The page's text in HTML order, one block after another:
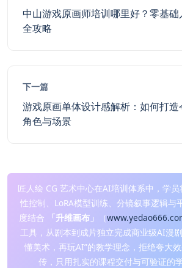
中山游戏原画师培训哪里好？零基
全攻略
下一篇
游戏原画单体设计感解析：如何打
角色与场景
匠人绘 CG 艺术中心在AI培训体系中，学
性控制、LoRA模型训练、分镜叙事逻辑与
度结合
「升维画布」 （
工具，从剧本到成片独立完成商业级AI漫
懂美术，再玩AI”的教学理念，拒绝夸大
传，只用扎实的课程交付与可验证的